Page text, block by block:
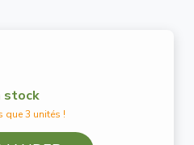
stock
que 3 unités !